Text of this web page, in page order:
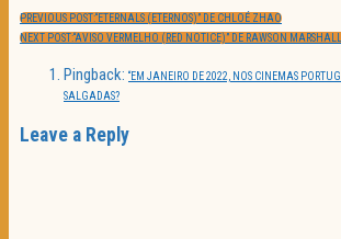
PREVIOUS POST:“ETERNALS (ETERNOS)” DE CHLOÉ ZHAO
NEXT POST:“AVISO VERMELHO (RED NOTICE)” DE RAWSON
Pingback: “EM JANEIRO DE 2022, NOS CINEMAS
SALGADAS?
Leave a Reply